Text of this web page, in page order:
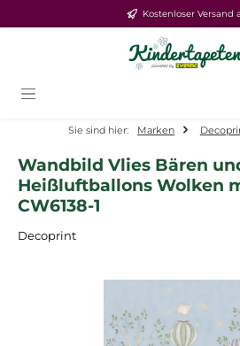
Zum Hauptinhalt springenKostenloser Versand
Sie sind hier: Marken
Wandbild Vlies Bären
Heißluftballons Wolken
CW6138-1
Decoprint
Bildergalerie überspringen